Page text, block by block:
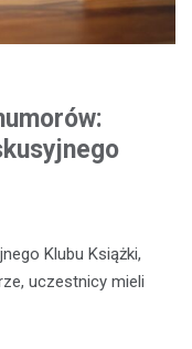
Klubu Książki,
uczestnicy mieli